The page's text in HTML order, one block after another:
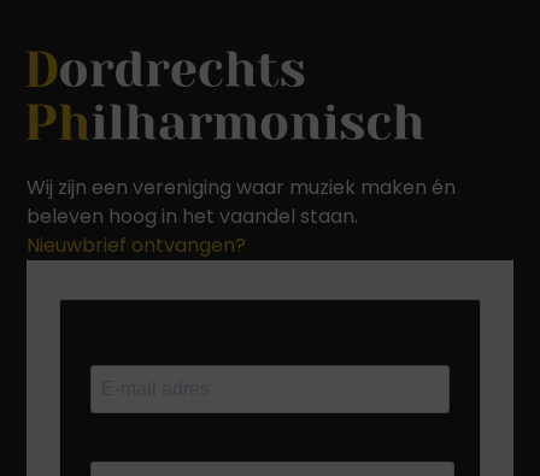
Wij zijn een vereniging waar muziek maken én
beleven hoog in het vaandel staan.
Nieuwbrief ontvangen?